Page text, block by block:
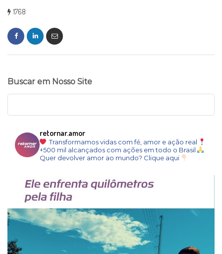
1768
Buscar em Nosso Site
retornar.amor
Transformamos vidas com fé, amor e ação real
+500 mil alcançados com ações em todo o Brasil
Quer devolver amor ao mundo? Clique aqui